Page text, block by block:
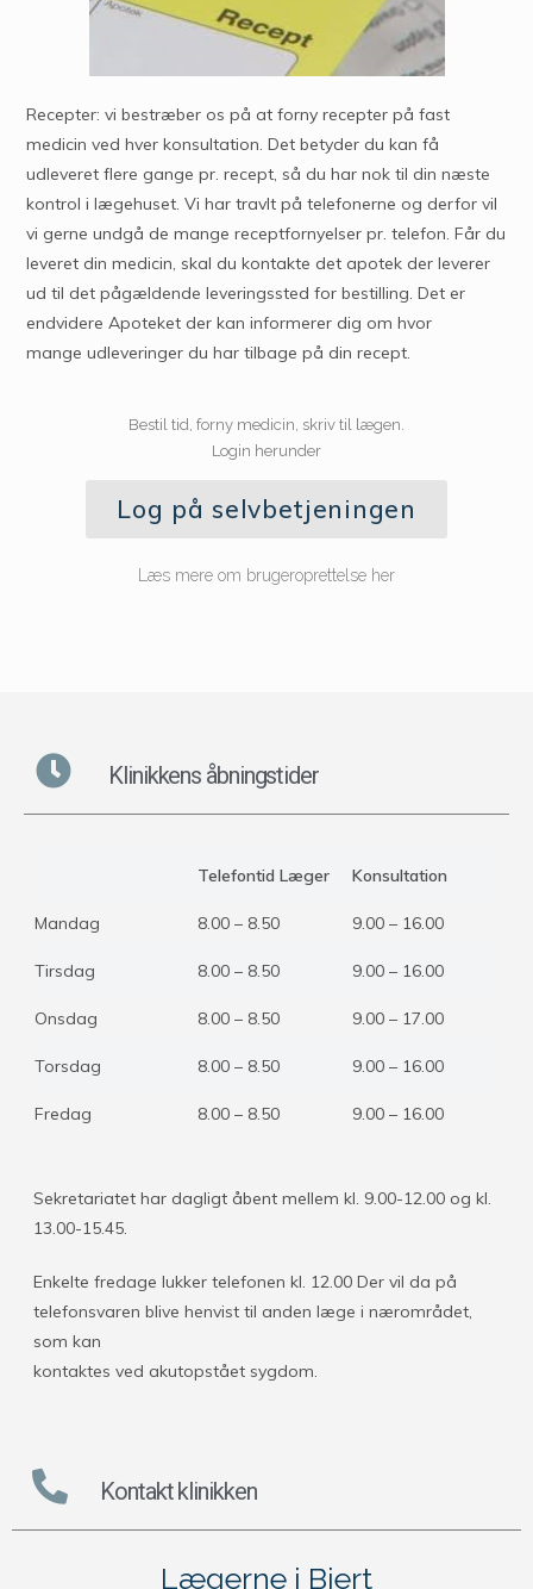
Recepter: vi bestræber os på at forny recepter på fast
medicin ved hver konsultation. Det betyder du kan få
udleveret flere gange pr. recept, så du har nok til din næste
kontrol i lægehuset. Vi har travlt på telefonerne og derfor vil
vi gerne undgå de mange receptfornyelser pr. telefon. Får du
leveret din medicin, skal du kontakte det apotek der leverer
ud til det pågældende leveringssted for bestilling. Det er
endvidere Apoteket der kan informerer dig om hvor
mange udleveringer du har tilbage på din recept.
Bestil tid, forny medicin, skriv til lægen.
Login herunder
Log på selvbetjeningen
Læs mere om brugeroprettelse her
Klinikkens åbningstider
Telefontid Læger Konsultation
Mandag 8.00 – 8.50 9.00 – 16.00
Tirsdag 8.00 – 8.50 9.00 – 16.00
Onsdag 8.00 – 8.50 9.00 – 17.00
Torsdag 8.00 – 8.50 9.00 – 16.00
Fredag 8.00 – 8.50 9.00 – 16.00
Sekretariatet har dagligt åbent mellem kl. 9.00-12.00 og kl.
13.00-15.45.
Enkelte fredage lukker telefonen kl. 12.00 Der vil da på
telefonsvaren blive henvist til anden læge i nærområdet,
som kan
kontaktes ved akutopstået sygdom.
Kontakt klinikken
Lægerne i Bjert